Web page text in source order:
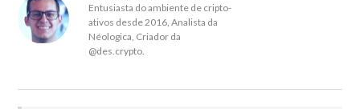
Entusiasta do ambiente de cripto-
ativos desde 2016, Analista da
Néologica, Criador da
@des.crypto.